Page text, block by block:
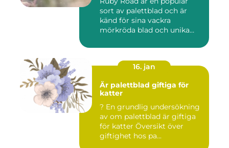
sort av palettblad och är
känd för sina vackra
mörkröda blad och unika
16. jan
Är palettblad giftiga för
katter
? En grundlig undersökning
av om palettblad är giftiga
för katter Översikt över
giftighet hos pa...